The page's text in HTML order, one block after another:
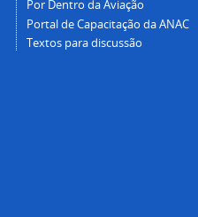
Por Dentro da Aviação
Portal de Capacitação da ANAC
Textos para discussão